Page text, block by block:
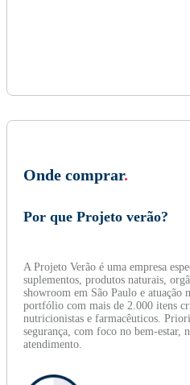
Onde comprar.
Por que Projeto verão?
A Projeto Verão é uma empresa
suplementos, produtos naturais,
showroom em São Paulo e atuação
portfólio com mais de 2.000 itens
nutricionistas e farmacêuticos.
segurança, com foco no bem-estar,
atendimento.